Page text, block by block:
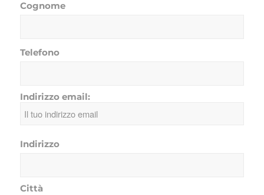
Cognome
Telefono
Indirizzo email:
Indirizzo
Città